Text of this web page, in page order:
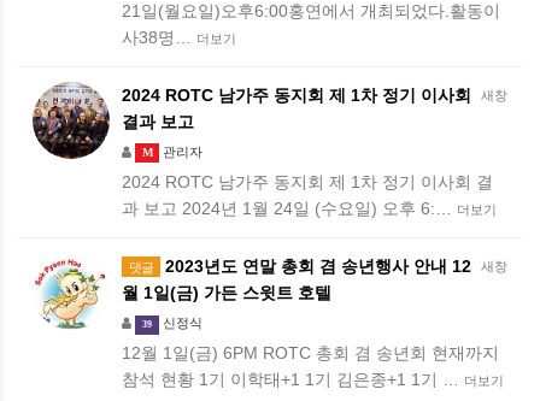
21일(월요일)오후6:00홍연에서 개최되었다.활동이
사38명…
더보기
새창
2024 ROTC 남가주 동지회 제 1차 정기 이사회
결과 보고
M 관리자
2024 ROTC 남가주 동지회 제 1차 정기 이사회 결
과 보고 2024년 1월 24일 (수요일) 오후 6:…
더보기
새창
댓글
2023년도 연말 총회 겸 송년행사 안내 12
월 1일(금) 가든 스윗트 호텔
39 신정식
12월 1일(금) 6PM ROTC 총회 겸 송년회 현재까지
참석 현황 1기 이학태+1 1기 김은종+1 1기 …
더보기